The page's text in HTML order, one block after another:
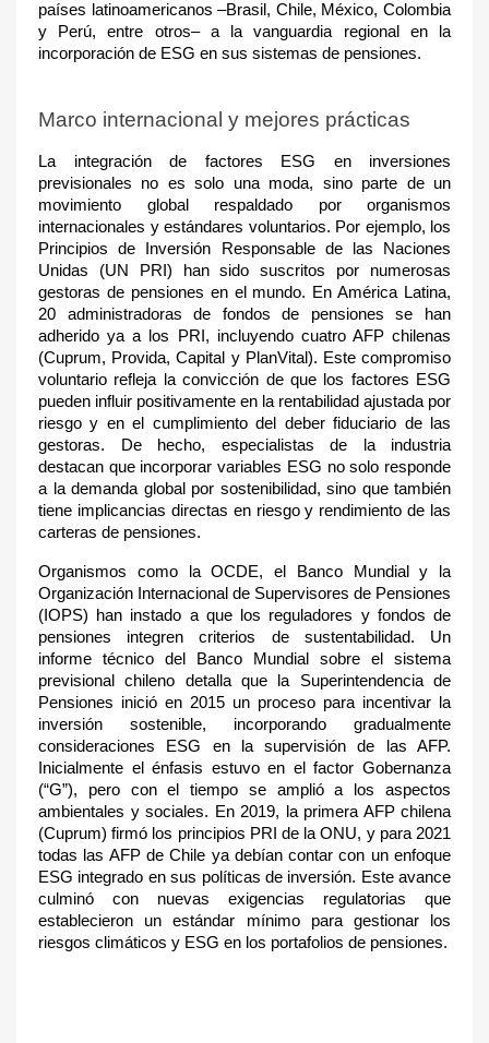
países latinoamericanos –Brasil, Chile, México, Colombia
y Perú, entre otros– a la vanguardia regional en la
incorporación de ESG en sus sistemas de pensiones.
Marco internacional y mejores prácticas
La integración de factores ESG en inversiones
previsionales no es solo una moda, sino parte de un
movimiento global respaldado por organismos
internacionales y estándares voluntarios. Por ejemplo, los
Principios de Inversión Responsable de las Naciones
Unidas (UN PRI) han sido suscritos por numerosas
gestoras de pensiones en el mundo. En América Latina,
20 administradoras de fondos de pensiones se han
adherido ya a los PRI, incluyendo cuatro AFP chilenas
(Cuprum, Provida, Capital y PlanVital). Este compromiso
voluntario refleja la convicción de que los factores ESG
pueden influir positivamente en la rentabilidad ajustada por
riesgo y en el cumplimiento del deber fiduciario de las
gestoras. De hecho, especialistas de la industria
destacan que incorporar variables ESG no solo responde
a la demanda global por sostenibilidad, sino que también
tiene implicancias directas en riesgo y rendimiento de las
carteras de pensiones.
Organismos como la OCDE, el Banco Mundial y la
Organización Internacional de Supervisores de Pensiones
(IOPS) han instado a que los reguladores y fondos de
pensiones integren criterios de sustentabilidad. Un
informe técnico del Banco Mundial sobre el sistema
previsional chileno detalla que la Superintendencia de
Pensiones inició en 2015 un proceso para incentivar la
inversión sostenible, incorporando gradualmente
consideraciones ESG en la supervisión de las AFP.
Inicialmente el énfasis estuvo en el factor Gobernanza
(“G”), pero con el tiempo se amplió a los aspectos
ambientales y sociales. En 2019, la primera AFP chilena
(Cuprum) firmó los principios PRI de la ONU, y para 2021
todas las AFP de Chile ya debían contar con un enfoque
ESG integrado en sus políticas de inversión. Este avance
culminó con nuevas exigencias regulatorias que
establecieron un estándar mínimo para gestionar los
riesgos climáticos y ESG en los portafolios de pensiones.